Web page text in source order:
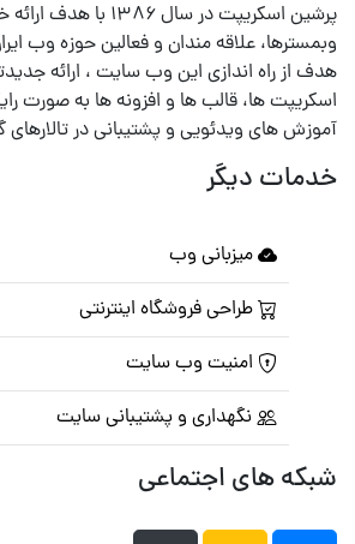
پرشین اسکریپت در سال
وبمسترها، علاقه مندان و فعالین حوزه وب
هدف از راه اندازی این وب سایت ، ارائه
اسکریپت ها، قالب ها و افزونه ها به صورت
آموزش های ویدئویی و پشتیبانی در
خدمات دیگر
میزبانی وب
طراحی فروشگاه اینترنتی
امنیت وب سایت
نگهداری و پشتیبانی سایت
شبکه های اجتماعی